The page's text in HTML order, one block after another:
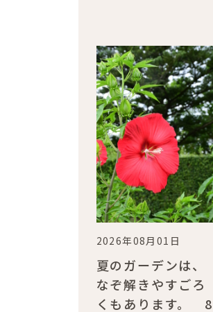
2026年08月01日
夏のガーデンは、
なぞ解きやすごろ
くもあります。 8